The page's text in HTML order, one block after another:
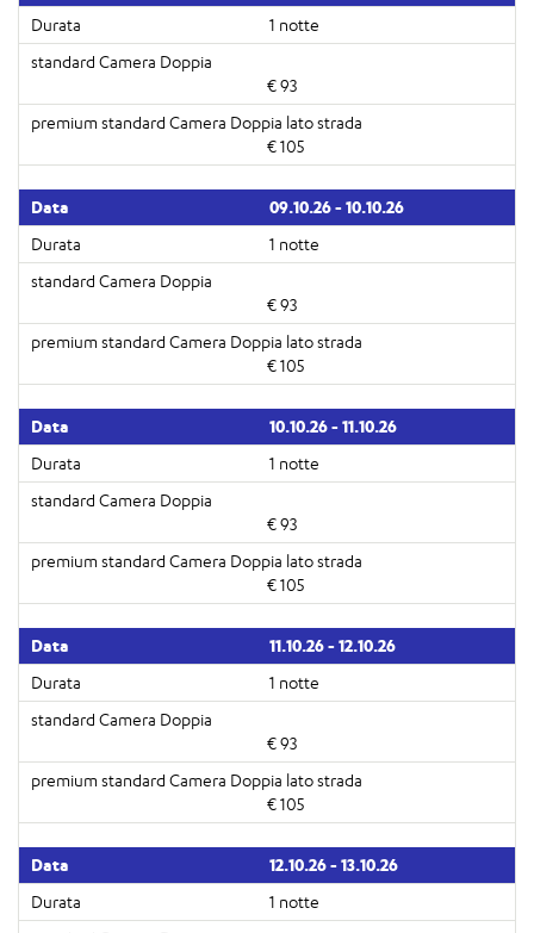
1 notte
€ 93
€ 105
09.10.26 - 10.10.26
1 notte
€ 93
€ 105
10.10.26 - 11.10.26
1 notte
€ 93
€ 105
11.10.26 - 12.10.26
1 notte
€ 93
€ 105
12.10.26 - 13.10.26
1 notte